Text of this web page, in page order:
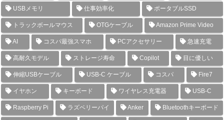
USBメモリ 仕事効率化 ポータブルSSD
トラックボールマウス OTGケーブル Amazon Prime Video
AI コスパ最強スマホ PCアクセサリー 急速充電
高耐久モデル ストレージ寿命 Copilot 目に優しい
伸縮USBケーブル USB-C ケーブル コスパ Fire7
イヤホン キーボード ワイヤレス充電器 USB-C
Raspberry Pi ラズベリーパイ Anker Bluetoothキーボード